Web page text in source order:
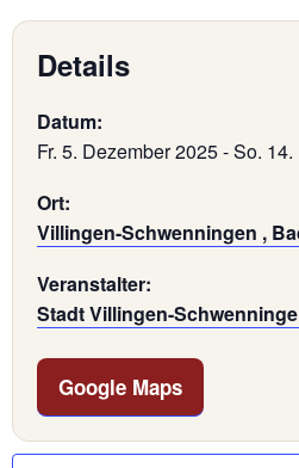
Details
Datum:
Fr. 5. Dezember 2025-So.
Ort:
Villingen-Schwenningen ,
Veranstalter:
Stadt Villingen-
Google Maps